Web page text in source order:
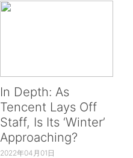
In Depth: As
Tencent Lays Off
Staff, Is Its ‘Winter’
Approaching?
2022年04月01日